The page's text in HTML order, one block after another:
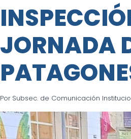
JORNADA
Por Subsec. de Comunicación